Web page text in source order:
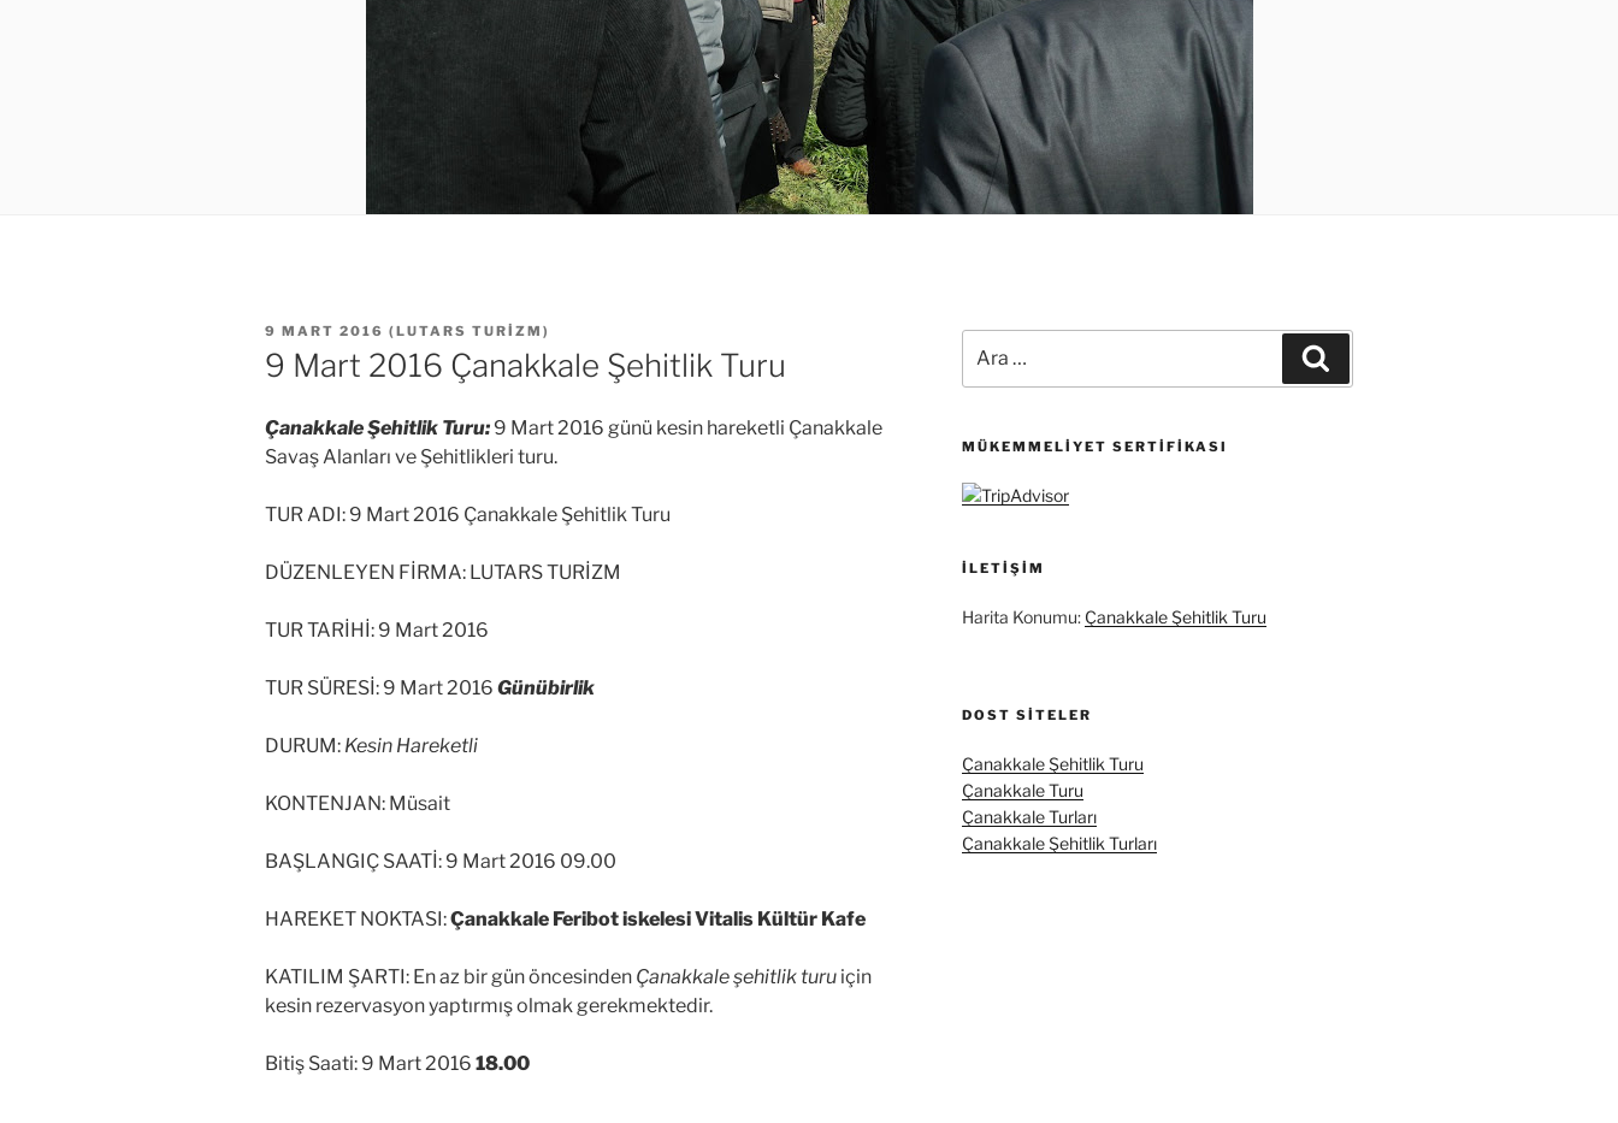
YAYIM
TARIHI
9 MART 2016 ( LUTARS TURIZM )
9 Mart 2016 Çanakkale Şehitlik Turu
Çanakkale Şehitlik Turu: 9 Mart 2016 günü kesin hareketli Çanakkale
Savaş Alanları ve Şehitlikleri turu.
TUR ADI: 9 Mart 2016 Çanakkale Şehitlik Turu
DÜZENLEYEN FİRMA: LUTARS TURİZM
TUR TARİHİ: 9 Mart 2016
TUR SÜRESİ: 9 Mart 2016 Günübirlik
DURUM: Kesin Hareketli
KONTENJAN: Müsait
BAŞLANGIÇ SAATİ: 9 Mart 2016 09.00
HAREKET NOKTASI:Çanakkale Feribot iskelesi Vitalis Kültür Kafe
KATILIM ŞARTI: En az bir gün öncesinden Çanakkale şehitlik turu için
kesin rezervasyon yaptırmış olmak gerekmektedir.
Bitiş Saati: 9 Mart 2016 18.00
MÜKEMMELIYET SERTIFIKASI
İLETIŞIM
Harita Konumu: Çanakkale Şehitlik Turu
DOST SITELER
Çanakkale Şehitlik Turu
Çanakkale Turu
Çanakkale Turları
Çanakkale Şehitlik Turları